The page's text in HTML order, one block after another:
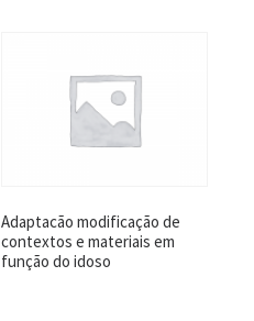
Adaptacão modificação de
contextos e materiais em
função do idoso